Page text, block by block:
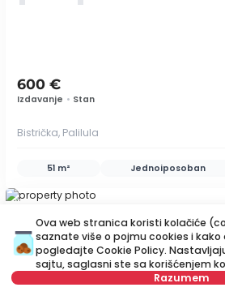
600 €
Izdavanje • Stan
Bistrička, Palilula
51 m² Jednoiposoban
ID 78509
saveSačuvajte pretragu
Ova web stranica koristi kolačiće
saznate više o pojmu cookies i kako
pogledajte Cookie Policy.
sajtu, saglasni ste sa korišćenjem
Razumem